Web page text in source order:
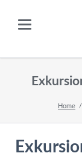
Home